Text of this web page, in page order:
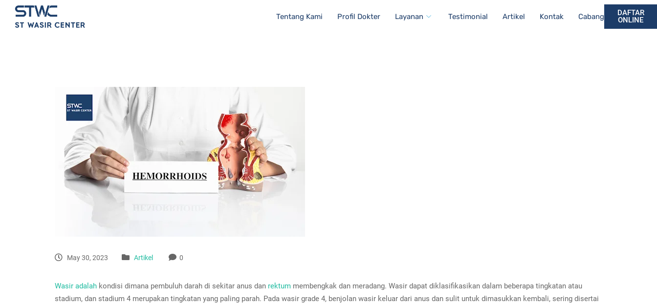
Tentang Kami Profil Dokter Layanan Testimonial Artikel Kontak Cabang
DAFTAR
ONLINE
May 30, 2023 Artikel 0
Wasir adalah kondisi dimana pembuluh darah di sekitar anus dan rektum membengkak dan meradang. Wasir dapat diklasifikasikan dalam beberapa tingkatan atau
stadium, dan stadium 4 merupakan tingkatan yang paling parah. Pada wasir grade 4, benjolan wasir keluar dari anus dan sulit untuk dimasukkan kembali, sering disertai